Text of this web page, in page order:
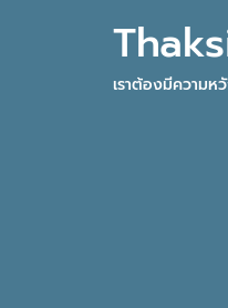
เราต้องมีความห